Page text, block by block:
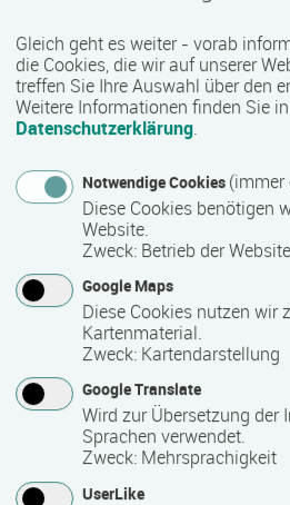
technische, gewerblich-
Qualifizierungen angeboten. Je
zudem die Möglichkeit, anerkannte
und Zertifikate zu erwerben, die
Qualität und Besonderheiten:
Als zertifizierter Bildungsträger
Qualitätsanforderungen für die
Weiterbildungsmaßnahmen durch
wie die Agentur für Arbeit oder
sind nach der AZAV
Zulassungsverordnung
damit förderfähig. Mit einem
praxisnahen Inhalten und einer
unterstützt COMCAVE Menschen
Qualifizierung und Weiterbildung.
Gleich geht es weiter - vorab
die Cookies, die wir auf unserer
treffen Sie Ihre Auswahl über den
Weitere Informationen finden Sie
Datenschutzerklärung.
Notwendige Cookies (immer
Diese Cookies benötigen
Website.
Zweck: Betrieb der Website
Google Maps
Diese Cookies nutzen wir
Kartenmaterial.
Zweck: Kartendarstellung
Google Translate
Wird zur Übersetzung der
Sprachen verwendet.
Zweck: Mehrsprachigkeit
UserLike